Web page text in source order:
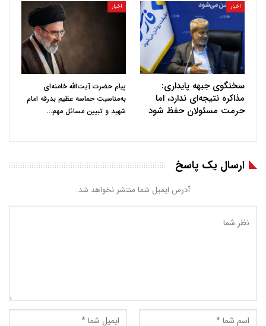
اخبار
سخنگوی جبهه پایداری:
مذاکره نتیجه‌ای ندارد، اما
حرمت مسئولان حفظ شود
اخبار
پیام حضرت آیت‌الله خامنه‌ای
به‌مناسبت حماسه عظیم بدرقه امام
شهید و تبیین مسائل مهم…
ارسال یک پاسخ
آدرس ایمیل شما منتشر نخواهد شد.